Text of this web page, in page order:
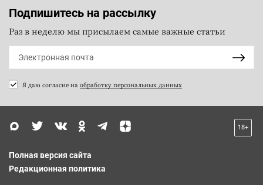
Подпишитесь на рассылку
Раз в неделю мы присылаем самые важные статьи
Я даю согласие на обработку персональных данных
18+
Полная версия сайта
Редакционная политика